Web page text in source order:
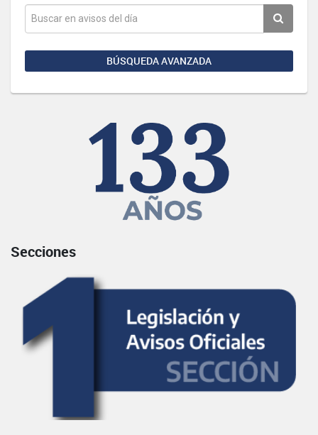
BÚSQUEDA AVANZADA
Secciones